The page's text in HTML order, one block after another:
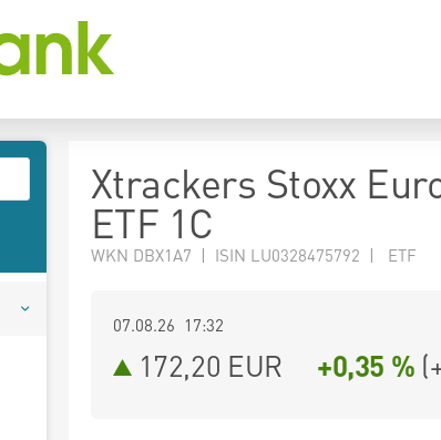
Xtrackers Stoxx
ETF 1C
WKN DBX1A7 | ISIN LU0328475792 | ETF
07.08.26 17:32
172,20 EUR +0,35 % (